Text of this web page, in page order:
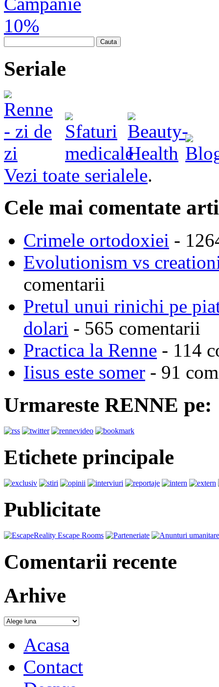
Cauta
Seriale
Vezi toate serialele.
Cele mai comentate
Crimele ortodoxiei -
Evolutionism vs
comentarii
Pretul unui rinichi pe
dolari - 565 comentarii
Practica la Renne - 114
Iisus este somer - 91
Urmareste RENNE pe:
Etichete principale
Publicitate
Comentarii recente
Arhive
Acasa
Contact